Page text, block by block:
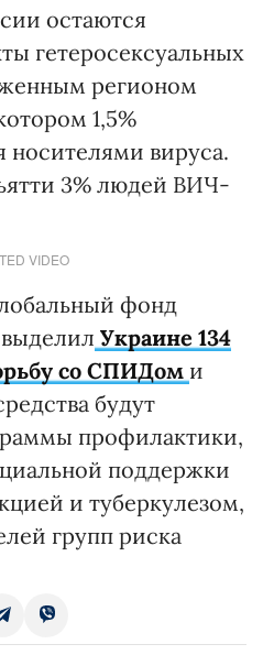
остаются
гетеросексуальных
регионом
1,5%
носителями вируса.
3% людей ВИЧ-
VIDEO
фонд
Украине 134
со СПИДом и
будут
профилактики,
поддержки
и туберкулезом,
групп риска